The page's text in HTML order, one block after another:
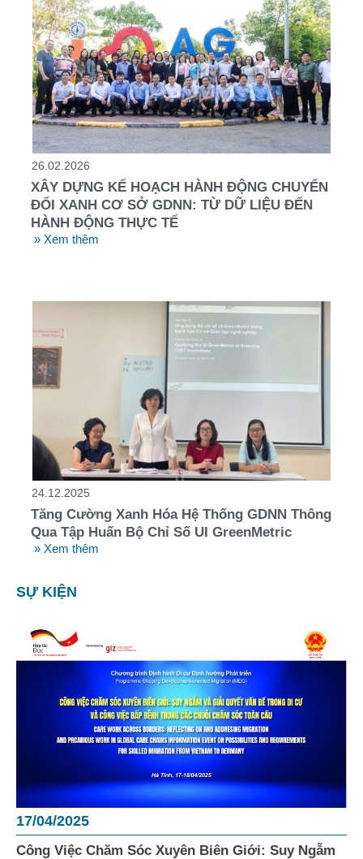
26.02.2026
XÂY DỰNG KẾ HOẠCH HÀNH ĐỘNG CHUYỂN
ĐỔI XANH CƠ SỞ GDNN: TỪ DỮ LIỆU ĐẾN
HÀNH ĐỘNG THỰC TẾ
» Xem thêm
24.12.2025
Tăng Cường Xanh Hóa Hệ Thống GDNN Thông
Qua Tập Huấn Bộ Chỉ Số UI GreenMetric
» Xem thêm
SỰ KIỆN
17/04/2025
Công Việc Chăm Sóc Xuyên Biên Giới: Suy Ngẫm